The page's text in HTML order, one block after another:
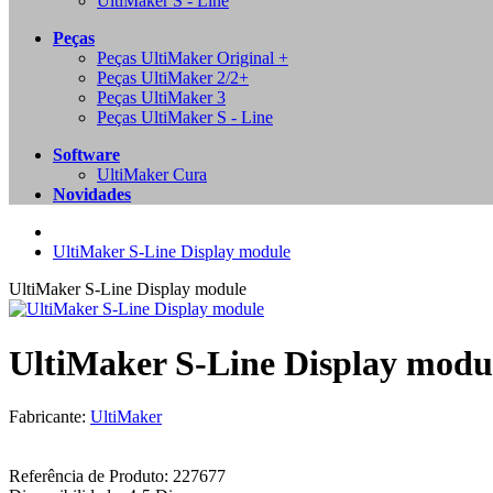
Peças
Peças UltiMaker Original +
Peças UltiMaker 2/2+
Peças UltiMaker 3
Peças UltiMaker S - Line
Software
UltiMaker Cura
Novidades
UltiMaker S-Line Display module
UltiMaker S-Line Display module
UltiMaker S-Line Display
Fabricante: UltiMaker
Referência de Produto: 227677